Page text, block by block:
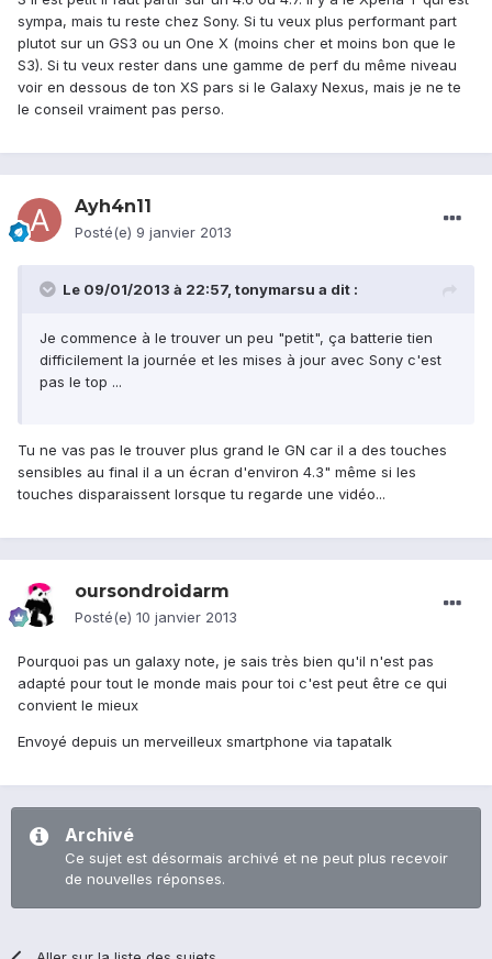
sympa, mais tu reste chez Sony. Si tu veux plus performant part
plutot sur un GS3 ou un One X (moins cher et moins bon que le
S3). Si tu veux rester dans une gamme de perf du même niveau
voir en dessous de ton XS pars si le Galaxy Nexus, mais je ne te
le conseil vraiment pas perso.
Ayh4n11
Posté(e) 9 janvier 2013
Le 09/01/2013 à 22:57, tonymarsu a dit :
Je commence à le trouver un peu "petit", ça batterie tien
difficilement la journée et les mises à jour avec Sony c'est
pas le top ...
Tu ne vas pas le trouver plus grand le GN car il a des touches
sensibles au final il a un écran d'environ 4.3" même si les
touches disparaissent lorsque tu regarde une vidéo...
oursondroidarm
Posté(e) 10 janvier 2013
Pourquoi pas un galaxy note, je sais très bien qu'il n'est pas
adapté pour tout le monde mais pour toi c'est peut être ce qui
convient le mieux
Envoyé depuis un merveilleux smartphone via tapatalk
Archivé
Ce sujet est désormais archivé et ne peut plus recevoir
de nouvelles réponses.